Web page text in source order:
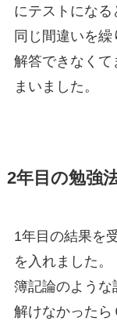
にテストになる
同じ間違いを
解答できなくて
まいました。
2年目の勉強
1年目の結果を
を入れました。
簿記論のような
解けなかったら